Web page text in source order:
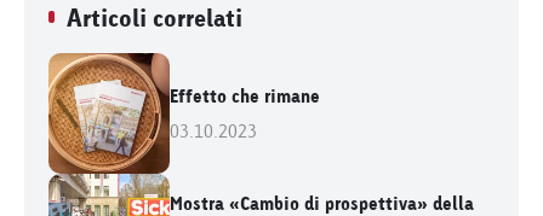
Articoli correlati
Effetto che rimane
03.10.2023
Mostra «Cambio di prospettiva» della